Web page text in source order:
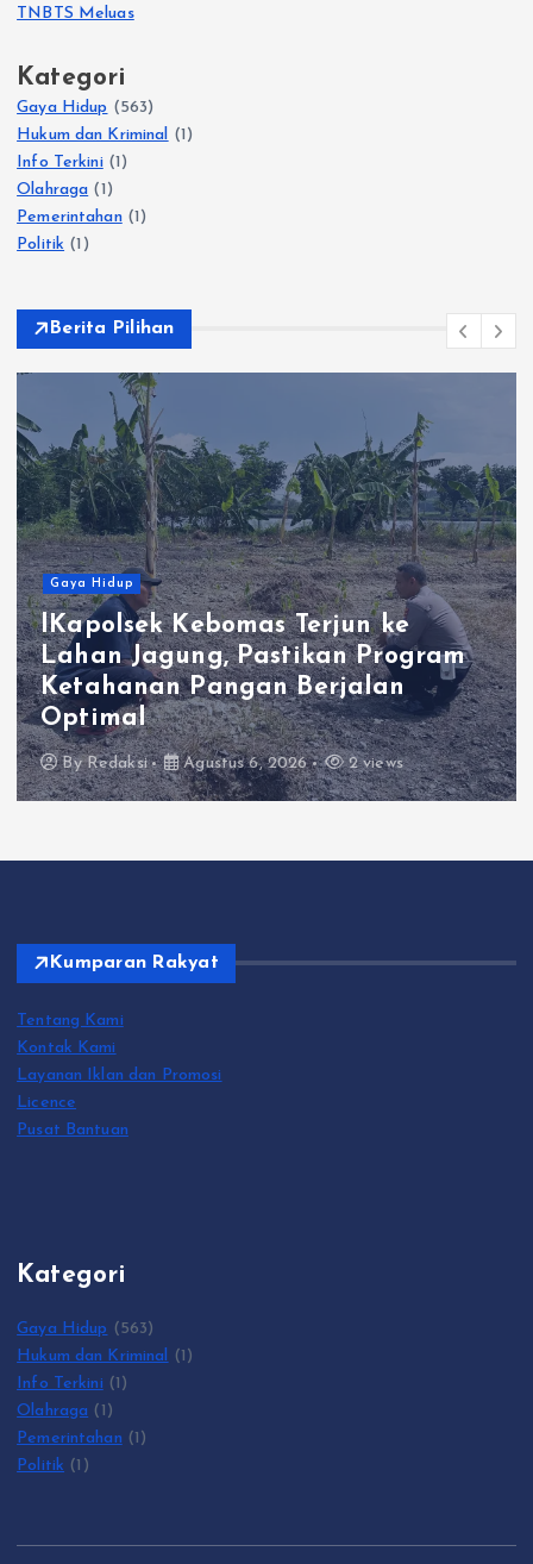
TNBTS Meluas
Kategori
Gaya Hidup (563)
Hukum dan Kriminal (1)
Info Terkini(1)
Olahraga (1)
Pemerintahan(1)
Politik (1)
Berita Pilihan
Gaya Hidup
Kebomas Terjun ke
Jagung, Pastikan Program
Pangan Berjalan
ByRedaksi Agustus 6, 2026 2 views
Kumparan Rakyat
Tentang Kami
Kontak Kami
Layanan Iklan dan Promosi
Licence
Pusat Bantuan
Kategori
Gaya Hidup (563)
Hukum dan Kriminal (1)
Info Terkini (1)
Olahraga (1)
Pemerintahan (1)
Politik (1)